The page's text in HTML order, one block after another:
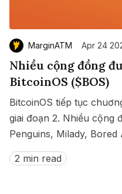
MarginATM Apr 24
Nhiều cộng đồng
BitcoinOS ($BOS)
BitcoinOS tiếp tục
giai đoạn 2. Nhiều cộng
Penguins, Milady,
Madlads trên Solana,
cộng đồng khác đủ điều
2 min read